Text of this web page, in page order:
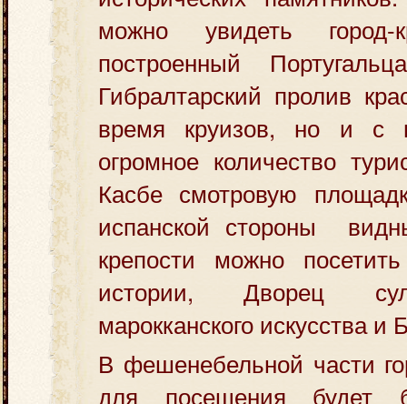
можно увидеть город-
построенный
Гибралтарский пролив
время круизов, но и с
огромное количество
Касбе смотровую
испанской стороны
крепости можно
истории, Дворец
марокканского искусства
В фешенебельной части
для посещения будет